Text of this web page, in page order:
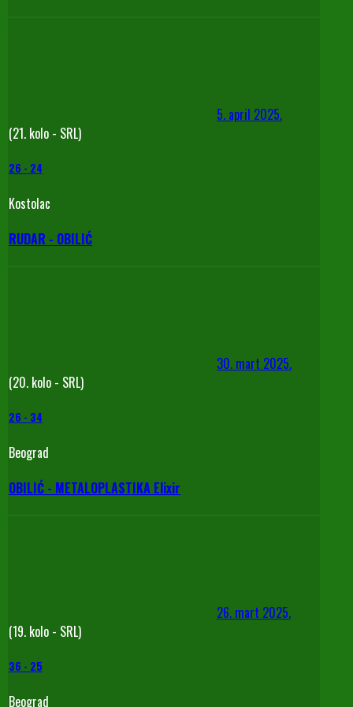
5. april 2025.
(21. kolo - SRL)
26 - 24
Kostolac
RUDAR - OBILIĆ
30. mart 2025.
(20. kolo - SRL)
26 - 34
Beograd
OBILIĆ - METALOPLASTIKA Elixir
26. mart 2025.
(19. kolo - SRL)
36 - 25
Beograd